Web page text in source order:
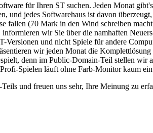
für Ihren ST suchen. Jeden Monat
und jedes Softwarehaus ist davon
fallen (70 Mark in den Wind schreiben
wir Sie über die namhaften
Versionen und nicht Spiele für andere
wir jeden Monat die
denn im Public-Domain-Teil stellen wir
Spielen läuft ohne Farb-Monitor kaum
und freuen uns sehr, Ihre Meinung zu